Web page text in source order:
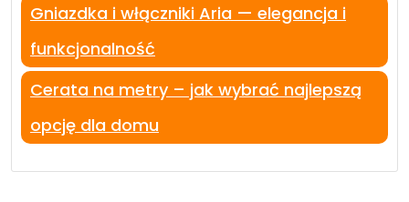
Gniazdka i włączniki Aria — elegancja i
funkcjonalność
Cerata na metry – jak wybrać najlepszą
opcję dla domu